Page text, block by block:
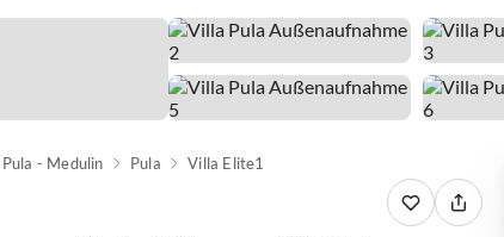
Pula - Medulin Pula Villa Elite1